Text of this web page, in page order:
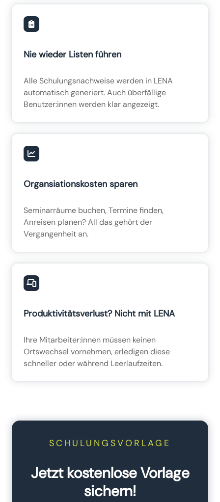
Nie wieder Listen führen
Alle Schulungsnachweise werden in LENA
automatisch generiert. Auch überfällige
Benutzer:innen werden klar angezeigt.
Organsiationskosten sparen
Seminarräume buchen, Termine finden,
Anreisen planen? All das gehört der
Vergangenheit an.
Produktivitätsverlust? Nicht mit LENA
Ihre Mitarbeiter:innen müssen keinen
Ortswechsel vornehmen, erledigen diese
schneller oder während Leerlaufzeiten.
SCHULUNGSVORLAGE
Jetzt kostenlose Vorlage
sichern!